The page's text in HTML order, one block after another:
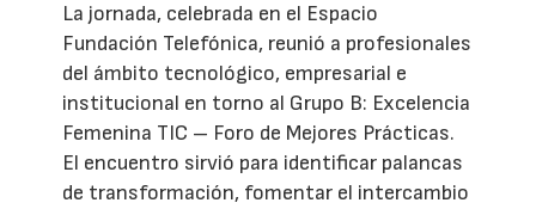
La jornada, celebrada en el Espacio
Fundación Telefónica, reunió a profesionales
del ámbito tecnológico, empresarial e
institucional en torno al Grupo B: Excelencia
Femenina TIC – Foro de Mejores Prácticas.
El encuentro sirvió para identificar palancas
de transformación, fomentar el intercambio